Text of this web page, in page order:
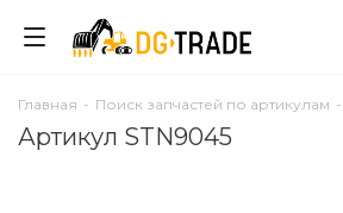
Главная - Поиск запчастей по артикулам -
Артикул STN9045